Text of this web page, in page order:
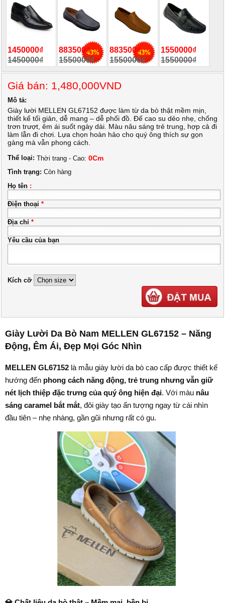
1450000₫
1450000₫
883500₫
1550000₫
43%
883500₫
1550000₫
43%
1550000₫
1550000₫
Giá bán: 1,480,000VND
Mô tả:
Giày lười MELLEN GL67152 được làm từ da bò thật mềm mịn,
thiết kế tối giản, dễ mang – dễ phối đồ. Đế cao su dẻo nhẹ, chống
trơn trượt, êm ái suốt ngày dài. Màu nâu sáng trẻ trung, hợp cả đi
làm lẫn đi chơi. Lựa chọn hoàn hảo cho quý ông thích sự gọn
gàng mà vẫn phong cách.
Thể loại: Thời trang - Cao: 0Cm
Tình trạng: Còn hàng
Họ tên :
Điện thoại *
Địa chỉ *
Yêu cầu của bạn
Kích cỡ
Giày Lười Da Bò Nam MELLEN GL67152 – Năng
Động, Êm Ái, Đẹp Mọi Góc Nhìn
MELLEN GL67152 là mẫu giày lười da bò cao cấp được thiết kế
hướng đến phong cách năng động, trẻ trung nhưng vẫn giữ
nét lịch thiệp đặc trưng của quý ông hiện đại. Với màu nâu
sáng caramel bắt mắt, đôi giày tạo ấn tượng ngay từ cái nhìn
đầu tiên – nhẹ nhàng, gần gũi nhưng rất có gu.